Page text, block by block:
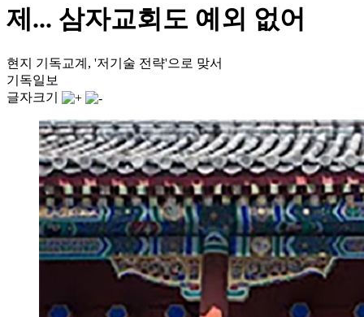
제... 삼자교회도 예외 없어
현지 기독교계, '저기술 전략'으로 맞서
기독일보
글자크기